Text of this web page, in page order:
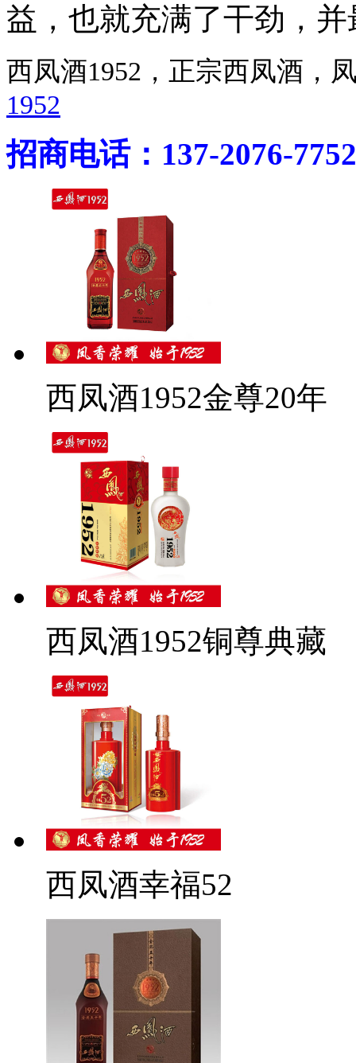
益，也就充满了干劲，
西凤酒1952，正宗西凤酒
1952
招商电话：137-2076-7752
西凤酒1952金尊20年
西凤酒1952铜尊典藏
西凤酒幸福52